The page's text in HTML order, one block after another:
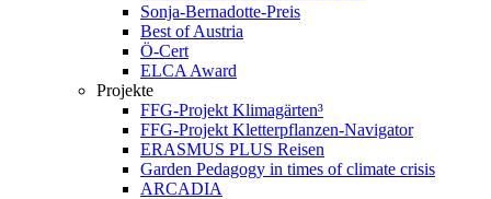
Sonja-Bernadotte-Preis
Best of Austria
Ö-Cert
ELCA Award
Projekte
FFG-Projekt Klimagärten³
FFG-Projekt Kletterpflanzen-Navigator
ERASMUS PLUS Reisen
Garden Pedagogy in times of climate crisis
ARCADIA